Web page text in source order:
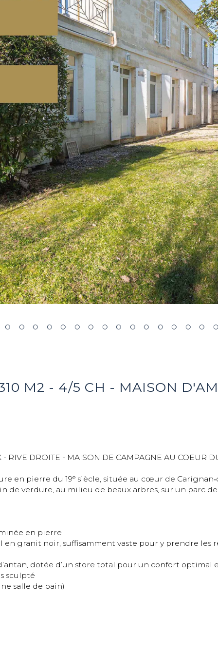
M2 - 4/5 CH - MAISON
en pierre du 19ᵉ siècle, située au cœur de
de verdure, au milieu de beaux arbres, sur un parc de
en pierre
en granit noir, suffisamment vaste pour y prendre les
dotée d’un store total pour un confort optimal
sculpté
salle de bain)